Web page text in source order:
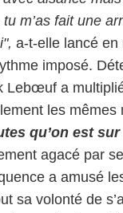
m’as fait une
a-t-elle lancé en
imposé.
Lebœuf a
les mêmes
qu’on est
agacé par
a amusé
sa volonté de